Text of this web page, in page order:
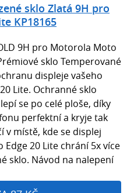
sklo Zlatá 9H pro
KP18165
9H pro Motorola Moto
sklo Temperované
displeje vašeho
Lite. Ochranné sklo
se po celé ploše, díky
perfektní a kryje tak
v místě, kde se displej
20 Lite chrání 5x více
sklo. Návod na nalepení